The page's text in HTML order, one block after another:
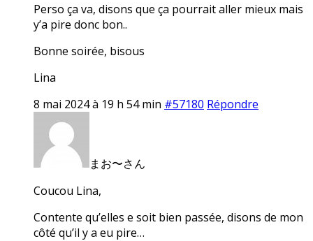
Perso ça va, disons que ça pourrait aller mieux mais
y’a pire donc bon..
Bonne soirée, bisous
Lina
8 mai 2024 à 19 h 54 min #57180 Répondre
まお〜さん
Coucou Lina,
Contente qu’elles e soit bien passée, disons de mon
côté qu’il y a eu pire…